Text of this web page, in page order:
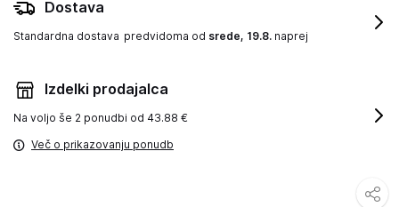
Dostava
Standardna dostava predvidoma od srede, 19.8. naprej
Izdelki prodajalca
Na voljo še 2 ponudbi od 43.88 €
Več o prikazovanju ponudb